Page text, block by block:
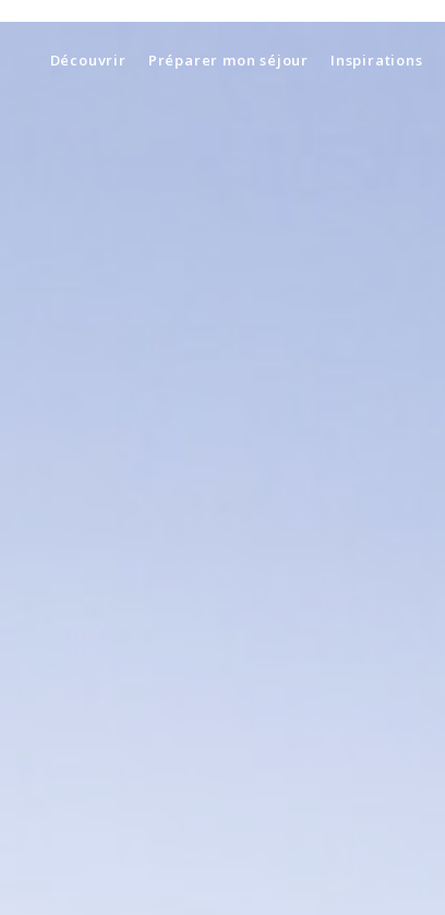
Découvrir Préparer mon séjour Inspirations